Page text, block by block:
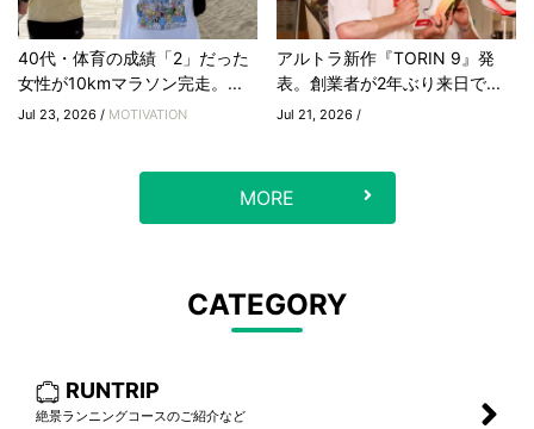
40代・体育の成績「2」だった
女性が10kmマラソン完走。...
Jul 23, 2026 / MOTIVATION
アルトラ新作『TORIN 9』発
表。創業者が2年ぶり来日で...
Jul 21, 2026 /
MORE
CATEGORY
RUNTRIP
絶景ランニングコースのご紹介など